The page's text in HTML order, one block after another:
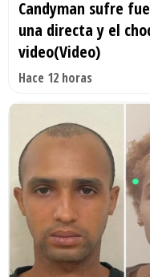
Candyman sufre
una directa y el
video(Video)
Hace 12 horas